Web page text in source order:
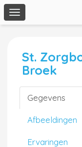
Toggle
navigation
St.
Broek
Gegevens
Afbeeldingen
Ervaringen